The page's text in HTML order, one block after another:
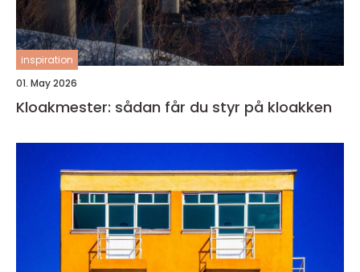
inspiration
01. May 2026
Kloakmester: sådan får du styr på kloakken